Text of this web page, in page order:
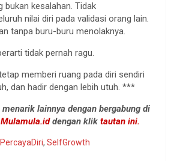
bukan kesalahan. Tidak
nilai diri pada validasi orang lain.
tanpa buru-buru menolaknya.
tidak pernah ragu.
memberi ruang pada diri sendiri
dan hadir dengan lebih utuh. ***
lainnya dengan bergabung di
Mulamula.iddengan klik tautan ini.
PercayaDiri, SelfGrowth